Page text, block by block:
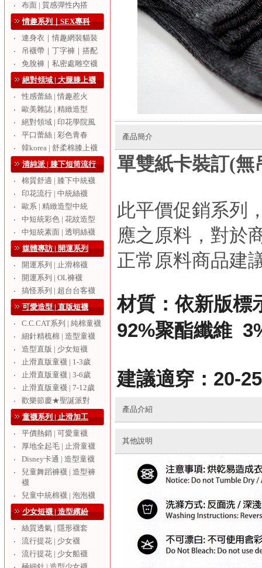
‧
布面 | 質感彈性內搭
情趣系列｜SEX專科
‧
連身衣｜情趣網裝貓裝
‧
吊襪帶｜丁字褲｜搭配
‧
免脫褲｜私密處雕空襪
絕對領域 | 大腿膝上襪
‧
性感蕾絲 | 情趣惹火
‧
歐美雜誌 | 精緻造型
‧
絕對領域 | 印花學院風
‧
平口蕾絲 | 彩色青春
‧
韓korea | 舒柔棉膝上襪
清純派 | 膝下短筒流行
‧
棉質舒適 | 膝下中統襪
‧
印花流行 | 中統絲襪
‧
歐系 | 精緻造型中統
‧
中短統彩色 | 花紋造型
‧
中短統素面 | 透明絲襪
媒體專訪 | 開運系列
‧
開運系列 | 止滑棉襪
‧
開運系列 | OL褲襪
‧
搞怪系列 | 超台台客襪
可愛造型 | 直版短襪
‧
C.C.CAT系列 | 純棉童襪
‧
細針精梳棉 | 造型童襪
‧
造型直版 | 少女短襪
‧
止滑直版童襪 | 1-3歲
‧
止滑直版童襪 | 3-6歲
‧
止滑直版童襪 | 7-12歲
‧
歡樂節慶★聖誕派對
童襪系列 | 止滑加工
‧
平價熱銷 | 可愛童襪
‧
厚地全起毛 | 止滑童襪
‧
Disney卡通 | 造型童襪
‧
兒童舞蹈褲襪 | 造型褲
襪
‧
兒童中統棉襪 | 泡泡襪
少女短襪 | 造型繽紛
‧
絲質透氣 | 隱形襪套
‧
流行提花 | 少女襪
‧
流行提花 | 少女船襪
產品簡介
單雙紙卡裝訂(無
此平價促銷系列
應之原料，對於
正常原料商品建
材質：依新版標
92%聚酯纖維
建議適穿：20-
產品介紹
其他說明